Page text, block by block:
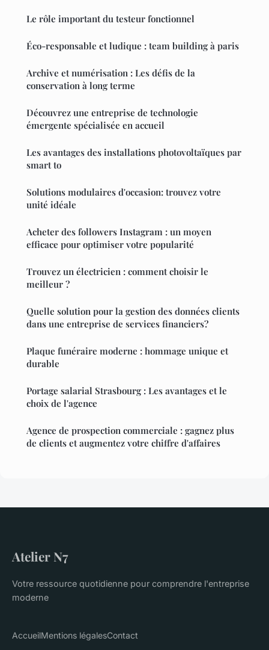
Le rôle important du testeur fonctionnel
Éco-responsable et ludique : team building à paris
Archive et numérisation : Les défis de la
conservation à long terme
Découvrez une entreprise de technologie
émergente spécialisée en accueil
Les avantages des installations photovoltaïques par
smart to
Solutions modulaires d'occasion: trouvez votre
unité idéale
Acheter des followers Instagram : un moyen
efficace pour optimiser votre popularité
Trouvez un électricien : comment choisir le
meilleur ?
Quelle solution pour la gestion des données clients
dans une entreprise de services financiers?
Plaque funéraire moderne : hommage unique et
durable
Portage salarial Strasbourg : Les avantages et le
choix de l'agence
Agence de prospection commerciale : gagnez plus
de clients et augmentez votre chiffre d'affaires
Atelier N7
Votre ressource quotidienne pour comprendre l'entreprise
moderne
AccueilMentions légalesContact